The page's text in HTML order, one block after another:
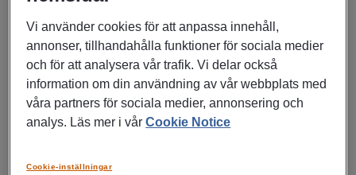
Några råd till företag om hur ni bäst inför och integrerar
automation:
Designa människovänliga system
Vi använder cookies för att anpassa innehåll,
annonser, tillhandahålla funktioner för sociala medier
och för att analysera vår trafik. Vi delar också
information om din användning av vår webbplats med
våra partners för sociala medier, annonsering och
analys. Läs mer i vårCookie Notice
Cookie-inställningar